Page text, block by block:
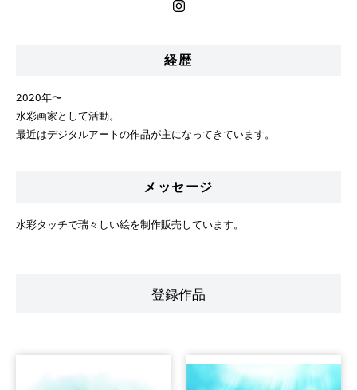
経歴
2020年〜
水彩画家として活動。
最近はデジタルアートの作品が主になってきています。
メッセージ
水彩タッチで瑞々しい絵を制作販売しています。
登録作品